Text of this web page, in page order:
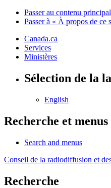
Passer au contenu principal
Passer à « À propos de ce
Canada.ca
Services
Ministères
Sélection de la
English
Recherche et menus
Search and menus
Conseil de la radiodiffusion et
Recherche